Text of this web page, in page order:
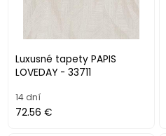
Luxusné tapety PAPIS
LOVEDAY - 33711
14 dní
72.56 €